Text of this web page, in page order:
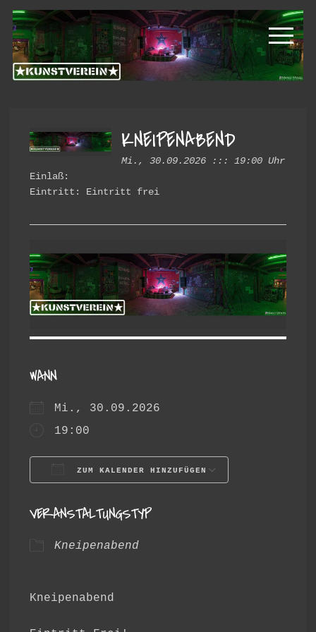
Zur
Hauptnavigation
springen
Zum
Inhalt
springen
Kunstverein
Hintere
Cramergasse
KNEIPENABEND
Mi., 30.09.2026 ::: 19:00 Uhr
Einlaß:
Eintritt: Eintritt frei
WANN
Mi., 30.09.2026
19:00
ZUM KALENDER HINZUFÜGEN
VERANSTALTUNGSTYP
Kneipenabend
Kneipenabend